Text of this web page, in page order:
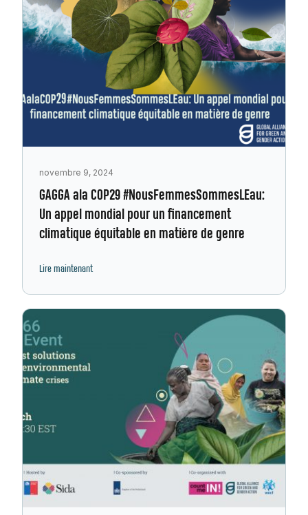
novembre 9, 2024
GAGGA ala COP29 #NousFemmesSommesLEau:
Un appel mondial pour un financement
climatique équitable en matière de genre
Lire maintenant